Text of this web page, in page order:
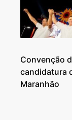
Convenção
candidatura
Maranhão